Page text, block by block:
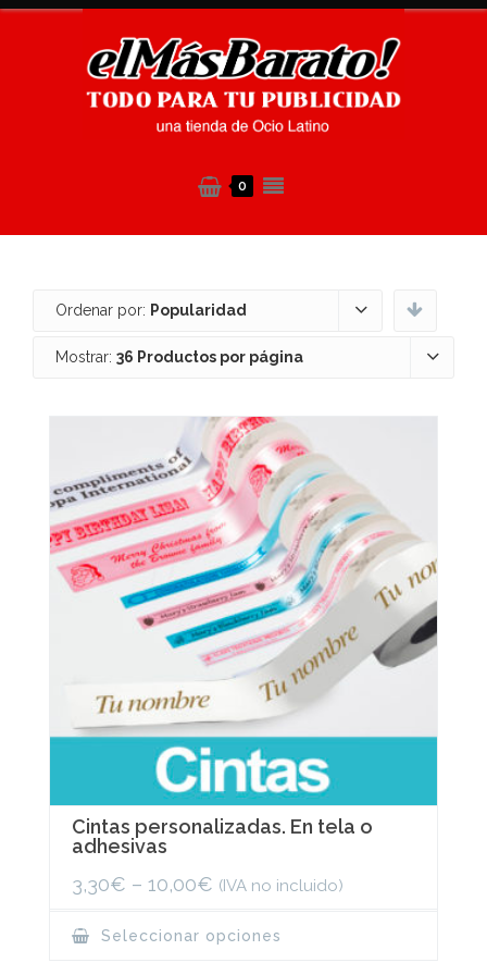
0
Ordenar por: Popularidad
Mostrar: 36 Productos por página
Cintas personalizadas. En tela o
adhesivas
3,30€ – 10,00€ (IVA no incluido)
Seleccionar opciones